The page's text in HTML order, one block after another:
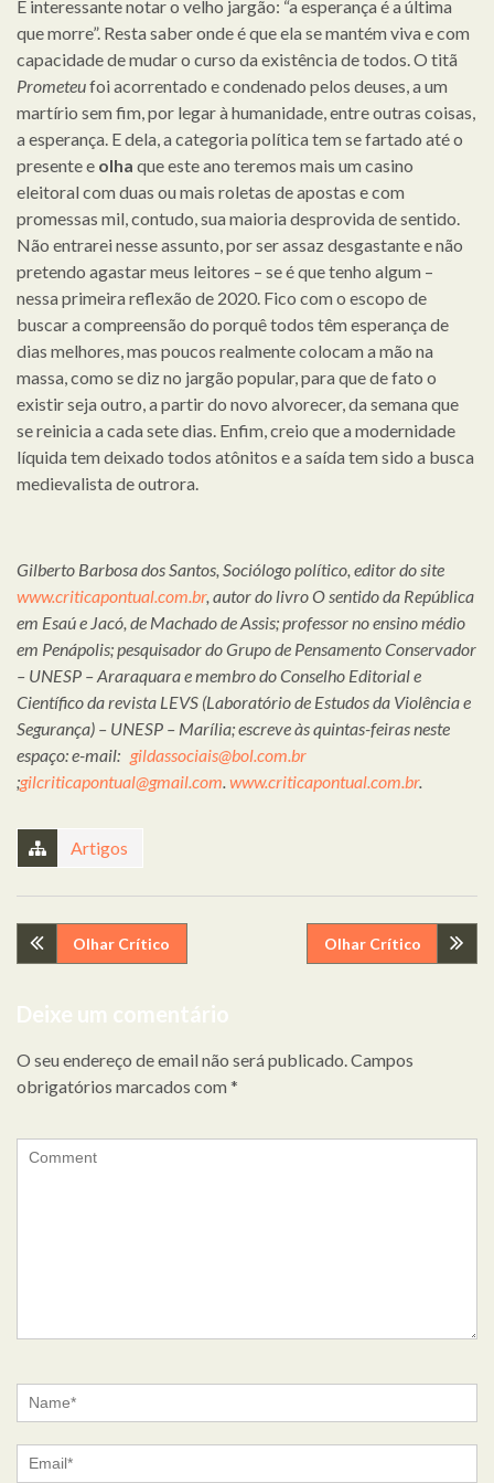
É interessante notar o velho jargão: “a esperança é a última
que morre”. Resta saber onde é que ela se mantém viva e com
capacidade de mudar o curso da existência de todos. O titã
Prometeufoi acorrentado e condenado pelos deuses, a um
martírio sem fim, por legar à humanidade, entre outras coisas,
a esperança. E dela, a categoria política tem se fartado até o
presente e olha que este ano teremos mais um casino
eleitoral com duas ou mais roletas de apostas e com
promessas mil, contudo, sua maioria desprovida de sentido.
Não entrarei nesse assunto, por ser assaz desgastante e não
pretendo agastar meus leitores – se é que tenho algum –
nessa primeira reflexão de 2020. Fico com o escopo de
buscar a compreensão do porquê todos têm esperança de
dias melhores, mas poucos realmente colocam a mão na
massa, como se diz no jargão popular, para que de fato o
existir seja outro, a partir do novo alvorecer, da semana que
se reinicia a cada sete dias. Enfim, creio que a modernidade
líquida tem deixado todos atônitos e a saída tem sido a busca
medievalista de outrora.
Gilberto Barbosa dos Santos, Sociólogo político, editor do site
www.criticapontual.com.br, autor do livro O sentido da República
em Esaú e Jacó, de Machado de Assis; professor no ensino médio
em Penápolis; pesquisador do Grupo de Pensamento Conservador
– UNESP – Araraquara e membro do Conselho Editorial e
Científico da revista LEVS (Laboratório de Estudos da Violência e
Segurança) – UNESP – Marília; escreve às quintas-feiras neste
espaço: e-mail: gildassociais@bol.com.br
;gilcriticapontual@gmail.com www.criticapontual.com.br.
Artigos
Navegação
de
artigos
Olhar Crítico Olhar Crítico
Deixe um comentário
O seu endereço de email não será publicado. Campos
obrigatórios marcados com *